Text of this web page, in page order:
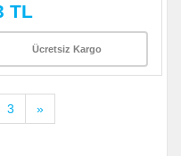
TL
Ücretsiz Kargo
3 »